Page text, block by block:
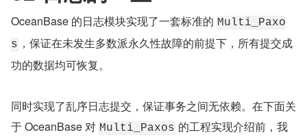
OceanBase 的日志模块实现了一套标准的 Multi_Paxo
s ，保证在未发生多数派永久性故障的前提下，所有提交成
功的数据均可恢复。
同时实现了乱序日志提交，保证事务之间无依赖。在下面关
于 OceanBase 对 Multi_Paxos 的工程实现介绍前，我